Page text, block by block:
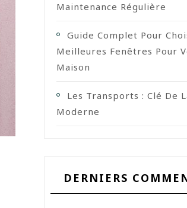
Maintenance Régulière
Guide Complet Pour
Meilleures Fenêtres Pour
Maison
Les Transports : Clé De
Moderne
DERNIERS